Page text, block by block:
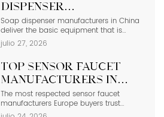
Dispenser
Manufacturers in
China
Soap dispenser manufacturers in China
deliver the basic equipment that is
needed in modern commercial
bathrooms where hygiene stands first
even a failure of one sensor causes the
soap to run out and makes the floor
suppliers depending on photos in
catalogs […]
julio 27, 2026
Top Sensor Faucet
Manufacturers in
Europe | 2026 Buyer’s
Guide
The most respected sensor faucet
manufacturers Europe buyers trust
include Hansgrohe, Grohe, Roca, Geberit,